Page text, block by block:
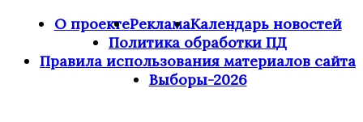
О проектеРекламаКалендарь новостей
Политика обработки ПД
Правила использования материалов сайта
Выборы-2026